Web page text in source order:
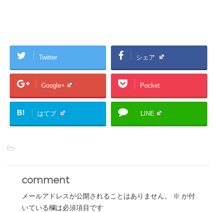
Twitter シェア
Google+ Pocket
B! はてブ LINE
-
comment
メールアドレスが公開されることはありません。 ※ が付
いている欄は必須項目です